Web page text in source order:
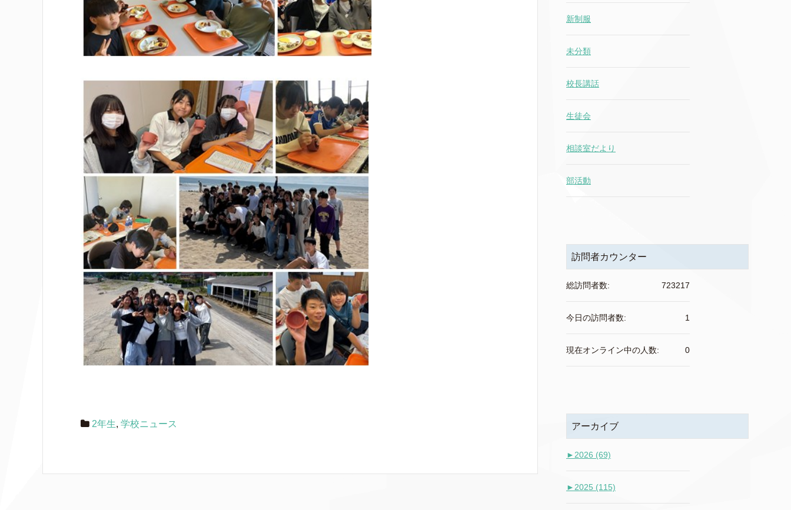
2年生, 学校ニュース
新制服
未分類
校長講話
生徒会
相談室だより
部活動
訪問者カウンター
723217
総訪問者数:
1
今日の訪問者数:
0
現在オンライン中の人数:
アーカイブ
► 2026 (69)
► 2025 (115)